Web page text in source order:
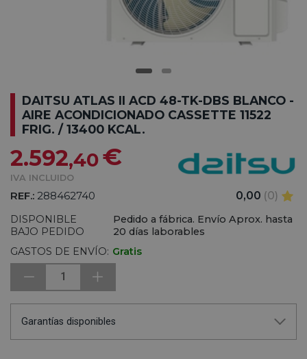
DAITSU ATLAS II ACD 48-TK-DBS BLANCO -
AIRE ACONDICIONADO CASSETTE 11522
FRIG. / 13400 KCAL.
2.592,40€
IVA INCLUIDO
REF.: 288462740 0,00 (0)
DISPONIBLE
BAJO PEDIDO
Pedido a fábrica. Envío Aprox. hasta
20 días laborables
GASTOS DE ENVÍO: Gratis
1
Garantías disponibles